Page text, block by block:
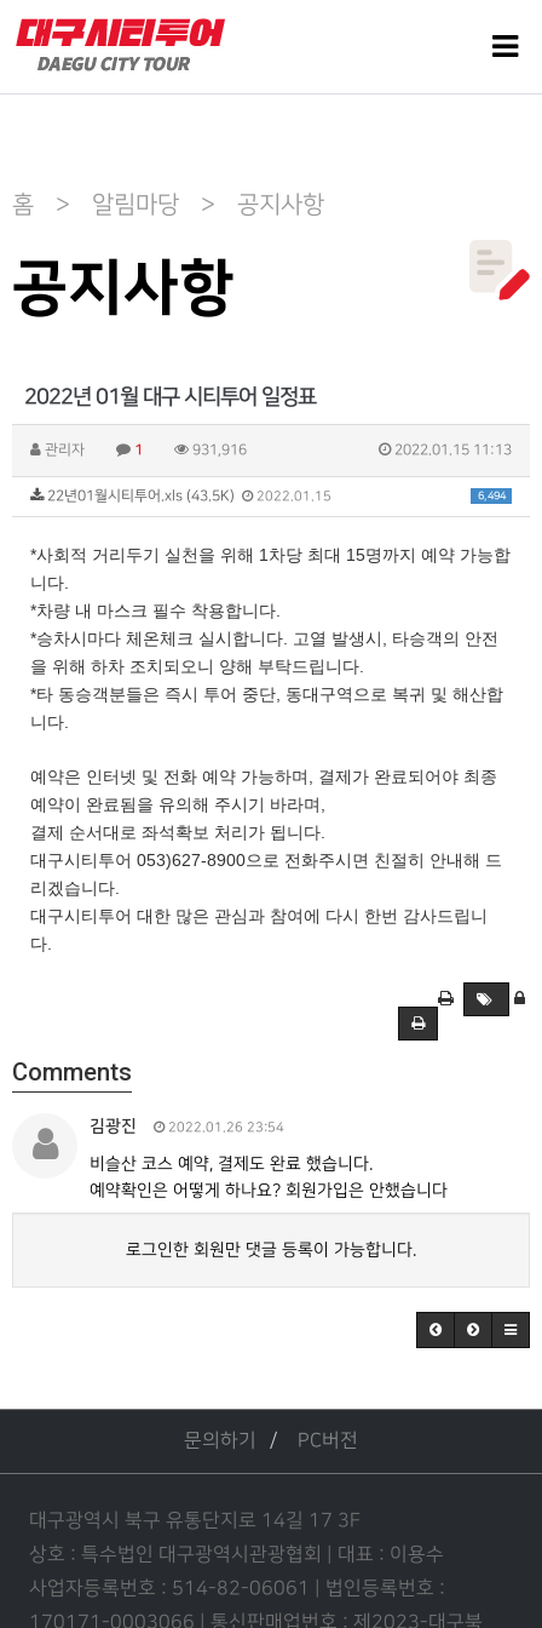
홈 > 알림마당 > 공지사항
공지사항
2022년 01월 대구 시티투어 일정표
관리자 1 931,916 2022.01.15 11:13
6,494
22년01월시티투어.xls (43.5K) 2022.01.15
*사회적 거리두기 실천을 위해 1차당 최대 15명까지 예약 가능합
니다.
*차량 내 마스크 필수 착용합니다.
*승차시마다 체온체크 실시합니다. 고열 발생시, 타승객의 안전
을 위해 하차 조치되오니 양해 부탁드립니다.
*타 동승객분들은 즉시 투어 중단, 동대구역으로 복귀 및 해산합
니다.
예약은 인터넷 및 전화 예약 가능하며, 결제가 완료되어야 최종
예약이 완료됨을 유의해 주시기 바라며,
결제 순서대로 좌석확보 처리가 됩니다.
대구시티투어 053)627-8900으로 전화주시면 친절히 안내해 드
리겠습니다.
대구시티투어 대한 많은 관심과 참여에 다시 한번 감사드립니
다.
Comments
김광진 2022.01.26 23:54
비슬산 코스 예약, 결제도 완료 했습니다.
예약확인은 어떻게 하나요? 회원가입은 안했습니다
로그인한 회원만 댓글 등록이 가능합니다.
문의하기 PC버전
대구광역시 북구 유통단지로 14길 17 3F
상호 : 특수법인 대구광역시관광협회 | 대표 : 이용수
사업자등록번호 : 514-82-06061 | 법인등록번호 :
170171-0003066 | 통신판매업번호 : 제2023-대구북